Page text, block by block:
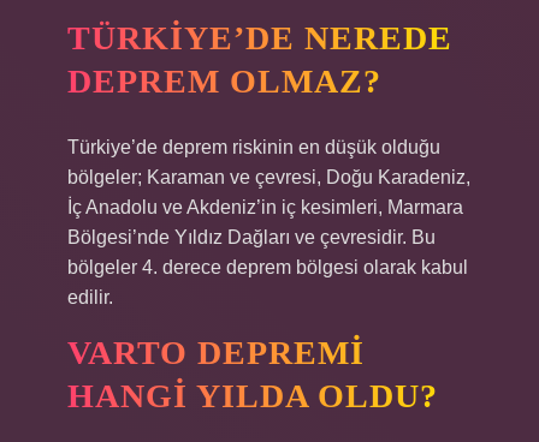
TÜRKIYE’DE NEREDE
DEPREM OLMAZ?
Türkiye’de deprem riskinin en düşük olduğu
bölgeler; Karaman ve çevresi, Doğu Karadeniz,
İç Anadolu ve Akdeniz’in iç kesimleri, Marmara
Bölgesi’nde Yıldız Dağları ve çevresidir. Bu
bölgeler 4. derece deprem bölgesi olarak kabul
edilir.
VARTO DEPREMI
HANGI YILDA OLDU?